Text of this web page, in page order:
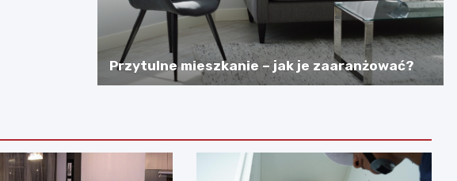
Przytulne mieszkanie – jak je zaaranżować?